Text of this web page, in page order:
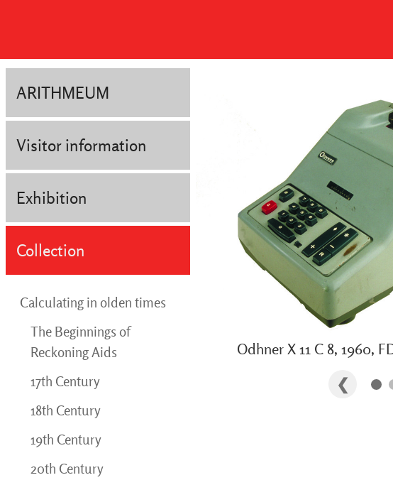
ARITHMEUM
Visitor information
Exhibition
Collection
Calculating in olden times
The Beginnings of
Reckoning Aids
17th Century
18th Century
19th Century
20th Century
Odhner X 11 C 8, 1960,